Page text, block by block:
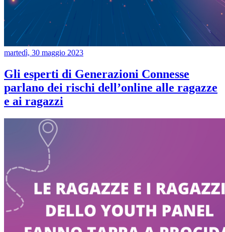
martedì, 30 maggio 2023
Gli esperti di Generazioni Connesse
parlano dei rischi dell’online alle ragazze
e ai ragazzi